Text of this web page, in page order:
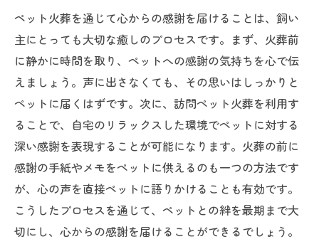
ペット火葬を通じて心からの感謝を届けることは、飼い
主にとっても大切な癒しのプロセスです。まず、火葬前
に静かに時間を取り、ペットへの感謝の気持ちを心で伝
えましょう。声に出さなくても、その思いはしっかりと
ペットに届くはずです。次に、訪問ペット火葬を利用す
ることで、自宅のリラックスした環境でペットに対する
深い感謝を表現することが可能になります。火葬の前に
感謝の手紙やメモをペットに供えるのも一つの方法です
が、心の声を直接ペットに語りかけることも有効です。
こうしたプロセスを通じて、ペットとの絆を最期まで大
切にし、心からの感謝を届けることができるでしょう。